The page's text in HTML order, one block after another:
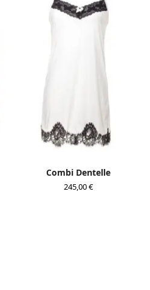
Combi Dentelle
245,00€